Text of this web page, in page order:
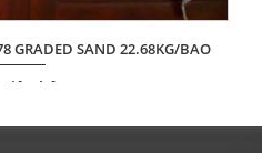
GRADED SAND 22.68KG/BAO
Liên hệ
HÀNG